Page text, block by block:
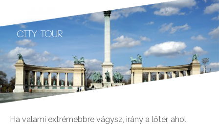
Ha valami extrémebbre vágysz, irány a lőtér, ahol